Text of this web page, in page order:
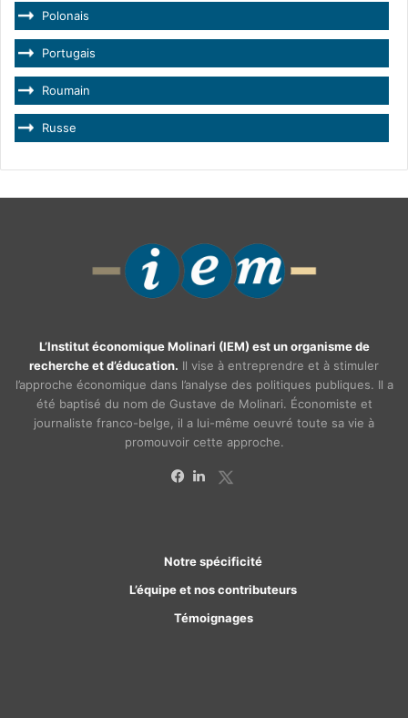
Polonais
Portugais
Roumain
Russe
L’Institut économique Molinari (IEM) est un organisme de
recherche et d’éducation. Il vise à entreprendre et à stimuler
l’approche économique dans l’analyse des politiques publiques. Il a
été baptisé du nom de Gustave de Molinari. Économiste et
journaliste franco-belge, il a lui-même oeuvré toute sa vie à
promouvoir cette approche.
Notre spécificité
L’équipe et nos contributeurs
Témoignages